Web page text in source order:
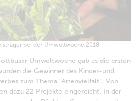
bei der Umweltwoche 2018
Umweltwoche gab es die ersten
die Gewinner des Kinder-und
zum Thema "Artenvielfalt". Von
dazu 22 Projekte eingereicht. In der